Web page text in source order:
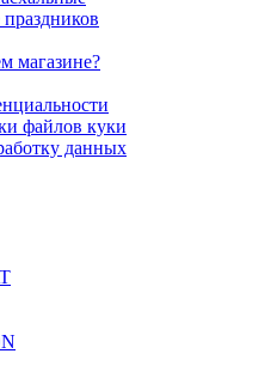
магазине?
файлов куки
данных